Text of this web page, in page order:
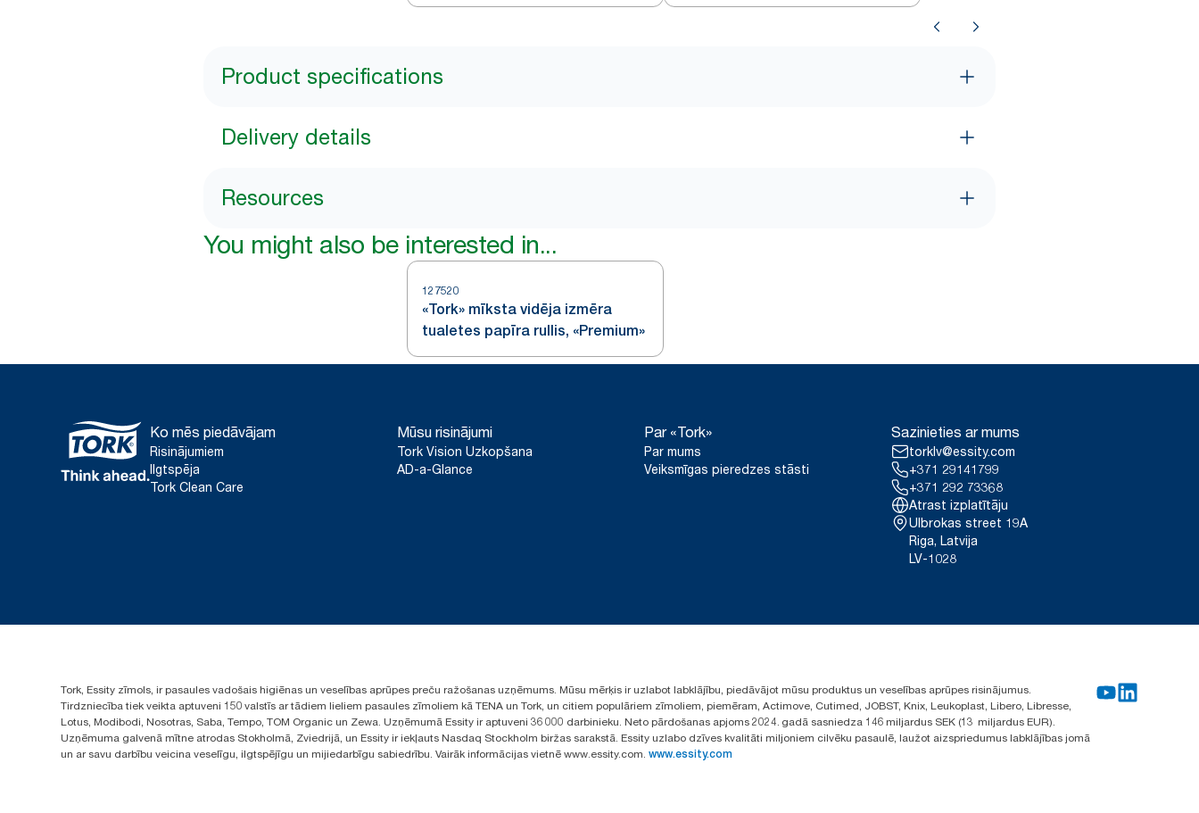
Product specifications
Delivery details
Resources
You might also be interested in...
127520
«Tork» mīksta vidēja izmēra
tualetes papīra rullis, «Premium»
Ko mēs piedāvājam
Risinājumiem
Ilgtspēja
Tork Clean Care
Mūsu risinājumi
Tork Vision Uzkopšana
AD-a-Glance
Par «Tork»
Par mums
Veiksmīgas pieredzes stāsti
Sazinieties ar mums
torklv@essity.com
+371 29141799
+371 292 73368
Atrast izplatītāju
Ulbrokas street 19A
Riga, Latvija
LV-1028
Tork, Essity zīmols, ir pasaules vadošais higiēnas un veselības aprūpes preču ražošanas uzņēmums. Mūsu mērķis ir uzlabot labklājību, piedāvājot mūsu produktus un veselības aprūpes risinājumus.
Tirdzniecība tiek veikta aptuveni 150 valstīs ar tādiem lieliem pasaules zīmoliem kā TENA un Tork, un citiem populāriem zīmoliem, piemēram, Actimove, Cutimed, JOBST, Knix, Leukoplast, Libero, Libresse,
Lotus, Modibodi, Nosotras, Saba, Tempo, TOM Organic un Zewa. Uzņēmumā Essity ir aptuveni 36 000 darbinieku. Neto pārdošanas apjoms 2024. gadā sasniedza 146 miljardus SEK (13 miljardus EUR).
Uzņēmuma galvenā mītne atrodas Stokholmā, Zviedrijā, un Essity ir iekļauts Nasdaq Stockholm biržas sarakstā. Essity uzlabo dzīves kvalitāti miljoniem cilvēku pasaulē, laužot aizspriedumus labklājības jomā
un ar savu darbību veicina veselīgu, ilgtspējīgu un mijiedarbīgu sabiedrību. Vairāk informācijas vietnē www.essity.com. www.essity.com